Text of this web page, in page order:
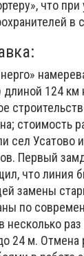
что
в
124 км
стоимость
сел Усатово
Первый
что линия
замены
по
несколько
24 м. Отмена